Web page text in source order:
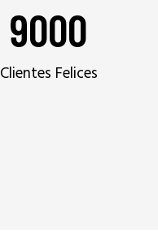
9000
Clientes Felices